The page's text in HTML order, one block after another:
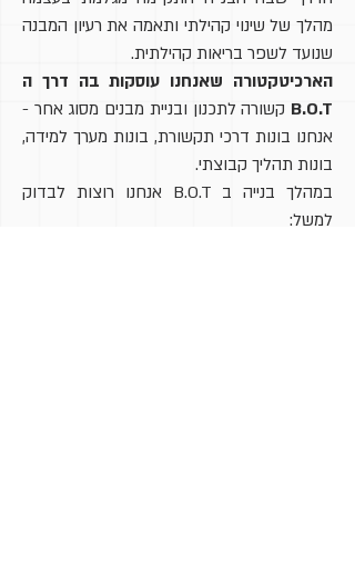
מהלך של שינוי קהילתי ותאמה את רעיון המבנה
שנועד לשפר בריאות קהילתית.
הארכיטקטורה שאנחנו עוסקות בה דרך ה
B.O.T קשורה לתכנון ובניית מבנים מסוג אחר -
אנחנו בונות דרכי תקשורת, בונות מערך למידה,
בונות תהליך קבוצתי.
במהלך בנייה ב B.O.T אנחנו רוצות לבדוק
למשל: